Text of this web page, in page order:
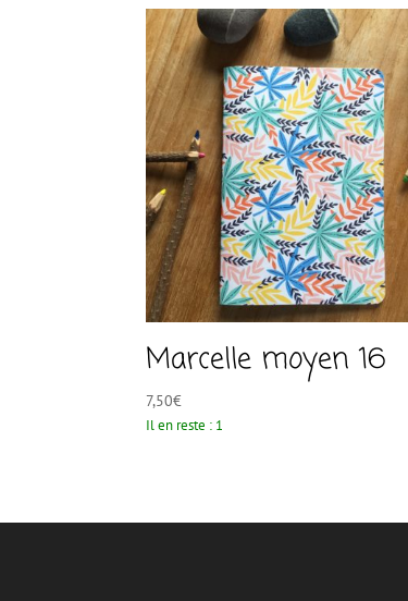
Marcelle moyen 16
7,50€
Il en reste : 1